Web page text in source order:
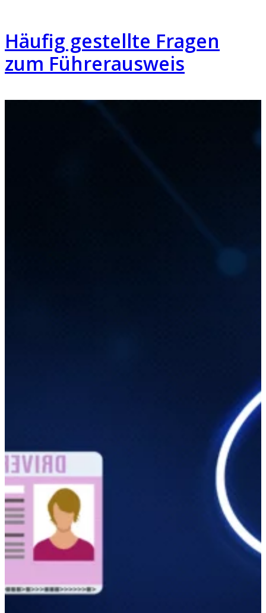
Häufig gestellte Fragen
zum Führerausweis